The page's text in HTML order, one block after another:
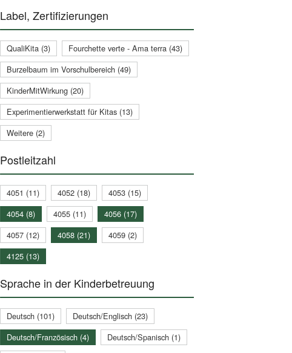
Label, Zertifizierungen
QualiKita (3)
Fourchette verte - Ama terra (43)
Burzelbaum im Vorschulbereich (49)
KinderMitWirkung (20)
Experimentierwerkstatt für Kitas (13)
Weitere (2)
Postleitzahl
4051 (11) 4052 (18)
4053 (15)
4054 (8)
4055 (11)
4056 (17)
4057 (12)
4058 (21)
4059 (2)
4125 (13)
Sprache in der Kinderbetreuung
Deutsch (101)
Deutsch/Englisch (23)
Deutsch/Französisch (4)
Deutsch/Spanisch (1)